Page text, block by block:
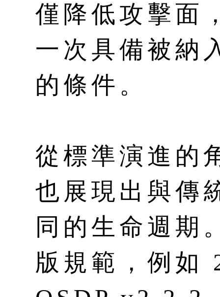
僅降低攻擊面
一次具備被納
的條件。
從標準演進的
也展現出與傳
同的生命週期
版規範，例如